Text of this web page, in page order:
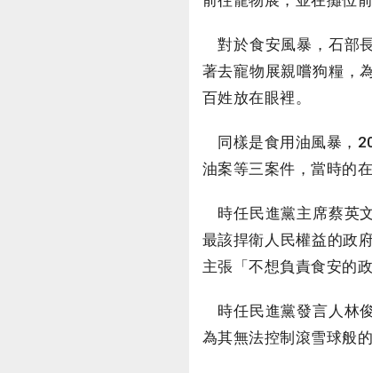
對於食安風暴，石部
著去寵物展親嚐狗糧，
百姓放在眼裡。
同樣是食用油風暴，
油案等三案件，當時的
時任民進黨主席蔡英
最該捍衛人民權益的政
主張「不想負責食安的
時任民進黨發言人林
為其無法控制滾雪球般